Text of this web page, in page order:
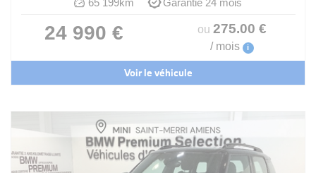
24 990 € ou 275.00 €
/ mois i
Voir le véhicule